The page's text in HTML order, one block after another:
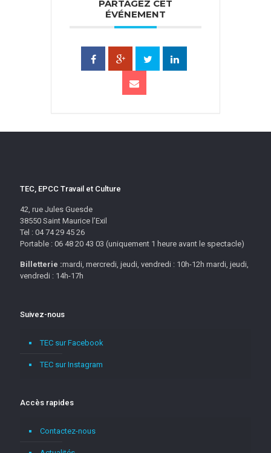
PARTAGEZ CET
ÉVÉNEMENT
TEC, EPCC Travail et Culture
42, rue Jules Guesde
38550 Saint Maurice l’Exil
Tel : 04 74 29 45 26
Portable : 06 48 20 43 03 (uniquement 1 heure avant le spectacle)
Billetterie :mardi, mercredi, jeudi, vendredi : 10h-12h mardi, jeudi,
vendredi : 14h-17h
Suivez-nous
TEC sur Facebook
TEC sur Instagram
Accès rapides
Contactez-nous